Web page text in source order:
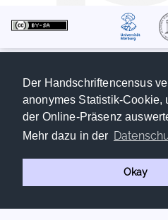
Der Handschriftencensus
anonymes Statistik-Cookie,
der Online-Präsenz
Mehr dazu in der
Okay